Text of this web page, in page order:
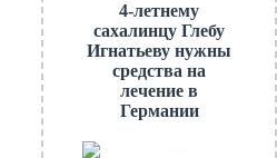
4-летнему
сахалинцу Глебу
Игнатьеву нужны
средства на
лечение в
Германии